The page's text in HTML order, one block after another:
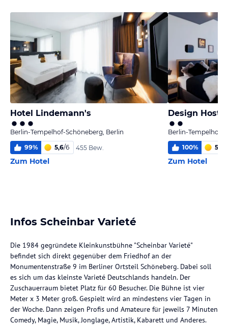
Hotel Lindemann's
Berlin-Tempelhof-Schöneberg, Berlin
99% 5,6/6 455 Bew.
Zum Hotel
Design Hostel
Berlin-Tempelhof-
100% 5,2
Zum Hotel
Infos Scheinbar Varieté
Die 1984 gegründete Kleinkunstbühne "Scheinbar Varieté"
befindet sich direkt gegenüber dem Friedhof an der
Monumentenstraße 9 im Berliner Ortsteil Schöneberg. Dabei soll
es sich um das kleinste Varieté Deutschlands handeln. Der
Zuschauerraum bietet Platz für 60 Besucher. Die Bühne ist vier
Meter x 3 Meter groß. Gespielt wird an mindestens vier Tagen in
der Woche. Dann zeigen Profis und Amateure für jeweils 7 Minuten
Comedy, Magie, Musik, Jonglage, Artistik, Kabarett und Anderes.